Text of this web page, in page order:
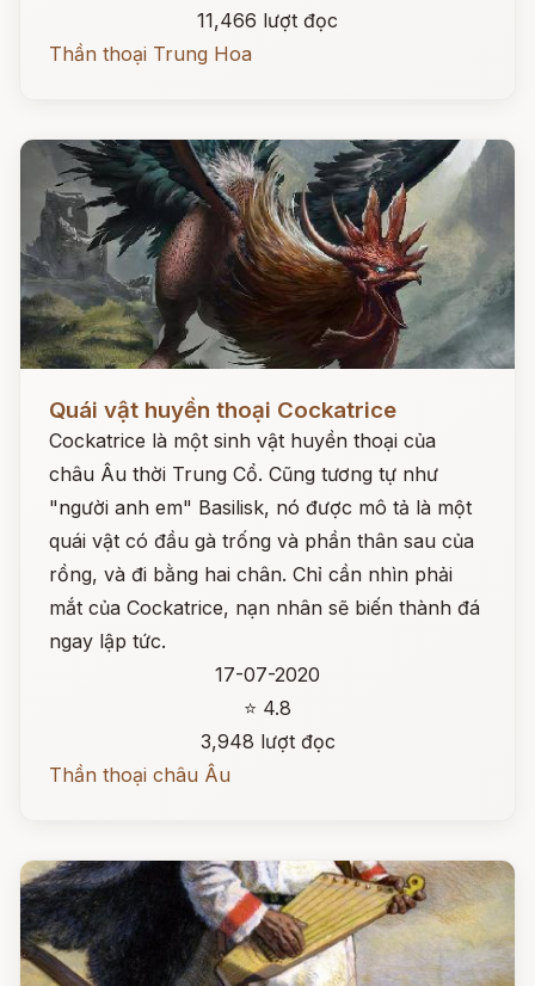
11,466 lượt đọc
Thần thoại Trung Hoa
Quái vật huyền thoại Cockatrice
Cockatrice là một sinh vật huyền thoại của
châu Âu thời Trung Cổ. Cũng tương tự như
"người anh em" Basilisk, nó được mô tả là một
quái vật có đầu gà trống và phần thân sau của
rồng, và đi bằng hai chân. Chỉ cần nhìn phải
mắt của Cockatrice, nạn nhân sẽ biến thành đá
ngay lập tức.
17-07-2020
⭐ 4.8
3,948 lượt đọc
Thần thoại châu Âu